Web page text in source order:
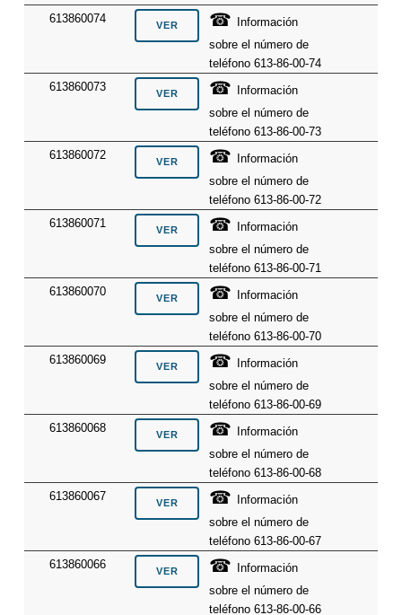
613860074
☎
Información
sobre el número de
teléfono 613-86-00-74
613860073
☎
Información
sobre el número de
teléfono 613-86-00-73
613860072
☎
Información
sobre el número de
teléfono 613-86-00-72
613860071
☎
Información
sobre el número de
teléfono 613-86-00-71
613860070
☎
Información
sobre el número de
teléfono 613-86-00-70
613860069
☎
Información
sobre el número de
teléfono 613-86-00-69
613860068
☎
Información
sobre el número de
teléfono 613-86-00-68
613860067
☎
Información
sobre el número de
teléfono 613-86-00-67
613860066
☎
Información
sobre el número de
teléfono 613-86-00-66